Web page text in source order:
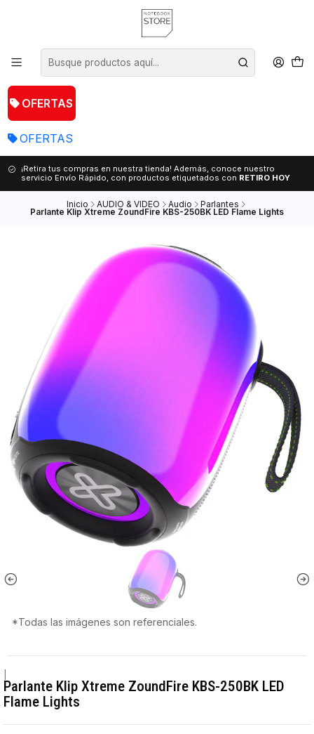
OFERTAS
OFERTAS
¡Retira tus compras en nuestra tienda! Además, conoce nuestro
servicio Envío Rápido, con productos etiquetados con RETIRO HOY
Inicio AUDIO & VIDEO Audio Parlantes
Parlante Klip Xtreme ZoundFire KBS-250BK LED Flame Lights
*Todas las imágenes son referenciales.
Parlante Klip Xtreme ZoundFire KBS-250BK LED
Flame Lights